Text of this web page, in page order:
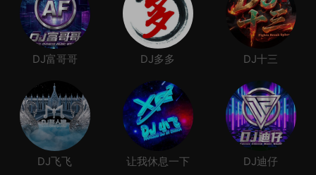
DJ富哥哥 DJ多多 DJ十三
DJ飞飞 让我休息一下 DJ迪仔